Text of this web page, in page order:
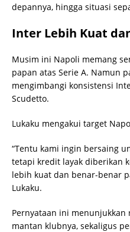
depannya, hingga situasi
Inter Lebih Kuat
Musim ini Napoli memang
papan atas Serie A. Namun
mengimbangi konsistensi
Scudetto.
Lukaku mengakui target
“Tentu kami ingin bersaing
tetapi kredit layak diberikan
lebih kuat dan benar-benar
Lukaku.
Pernyataan ini menunjukkan
mantan klubnya, sekaligus